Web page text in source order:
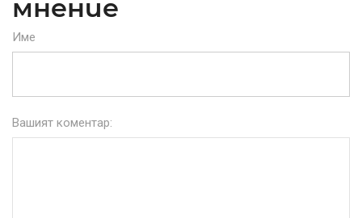
мнение
Име
Вашият коментар: